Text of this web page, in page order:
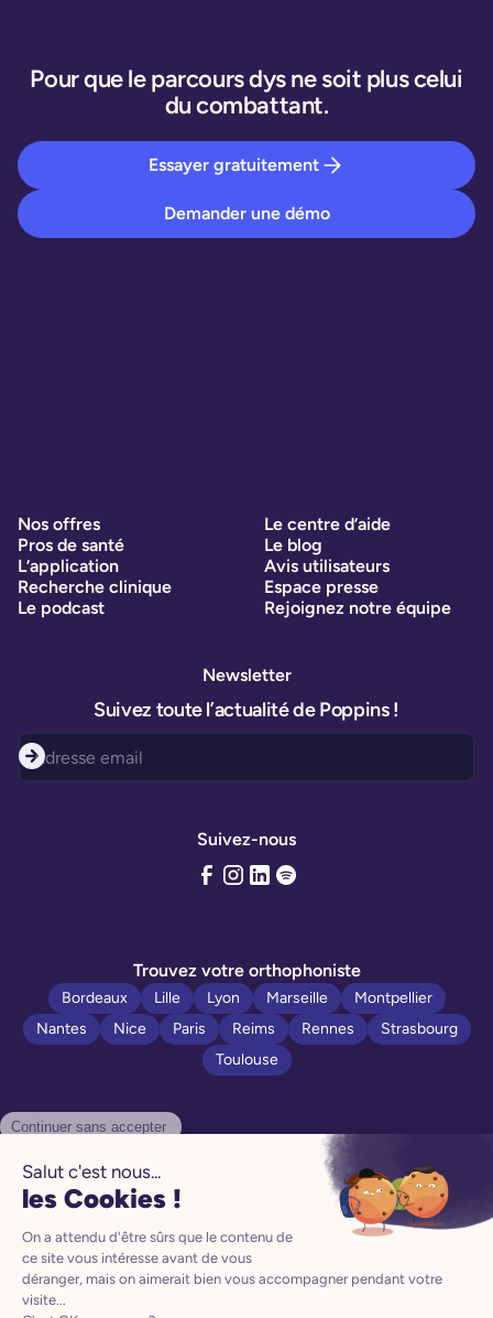
Pour que le parcours dys ne soit plus celui
du combattant.
Essayer gratuitement
Demander une démo
Nos offres
Pros de santé
L’application
Recherche clinique
Le podcast
Le centre d’aide
Le blog
Avis utilisateurs
Espace presse
Rejoignez notre équipe
Suivez-nous
Newsletter
Suivez toute l’actualité de Poppins !
Trouvez votre orthophoniste
Bordeaux Lille Lyon Marseille
Montpellier
Nantes
Nice Paris Reims Rennes
Strasbourg
Toulouse
Politique de confidentialité
Mentions légales
CGV
CGU